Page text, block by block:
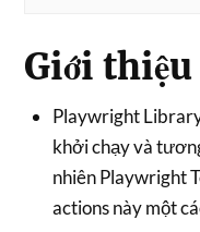
Giới thiệu
Playwright
khởi chạy và
nhiên Playwright
actions này một